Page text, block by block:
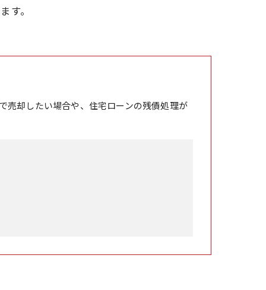
す。
売却したい場合や、住宅ローンの残債処理が